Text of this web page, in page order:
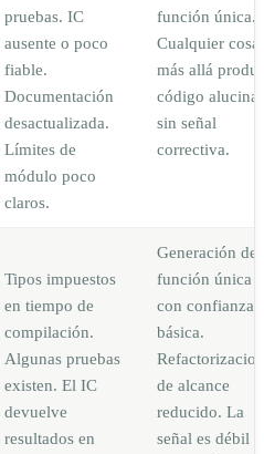
pruebas. IC
ausente o poco
fiable.
Documentación
desactualizada.
Límites de
módulo poco
claros.
función única.
Cualquier cosa
más allá
código
sin señal
correctiva.
Tipos impuestos
en tiempo de
compilación.
Algunas pruebas
existen. El IC
devuelve
resultados en
Generación de
función única
con confianza
básica.
de alcance
reducido. La
señal es débil